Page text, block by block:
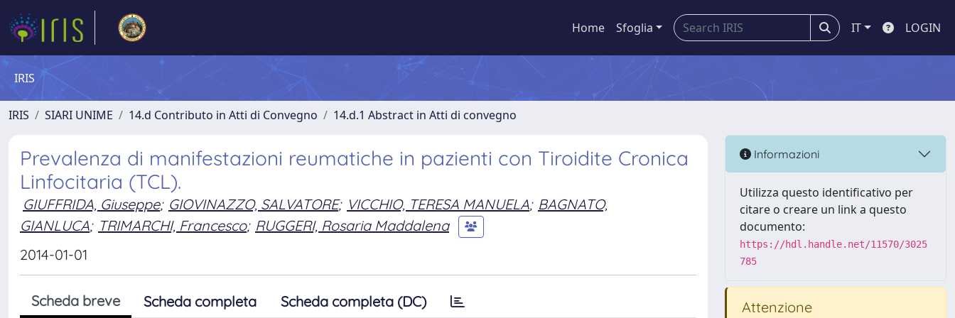
Home Sfoglia IT LOGIN
IRIS
IRIS SIARI UNIME 14.d Contributo in Atti di Convegno 14.d.1 Abstract in Atti di convegno
Prevalenza di manifestazioni reumatiche in pazienti con Tiroidite Cronica
Linfocitaria (TCL).
GIUFFRIDA, Giuseppe; GIOVINAZZO, SALVATORE; VICCHIO, TERESA MANUELA; BAGNATO,
GIANLUCA; TRIMARCHI, Francesco; RUGGERI, Rosaria Maddalena
2014-01-01
Scheda breve Scheda completa Scheda completa (DC)
Informazioni
Utilizza questo identificativo per
citare o creare un link a questo
documento:
https://hdl.handle.net/11570/3025
785
Attenzione